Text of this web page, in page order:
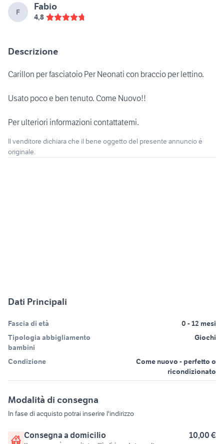
F Fabio
4,8
Descrizione
Carillon per fasciatoio Per Neonati con braccio per lettino.
Usato poco e ben tenuto. Come Nuovo!!
Per ulteriori informazioni contattatemi.
Il venditore dichiara che il bene oggetto del presente annuncio è
originale.
Dati Principali
Fascia di età
0 - 12 mesi
Tipologia abbigliamento
bambini
Giochi
Condizione
Come nuovo - perfetto o
ricondizionato
Modalità di consegna
In fase di acquisto potrai inserire l'indirizzo
Consegna a domicilio 10,00 €